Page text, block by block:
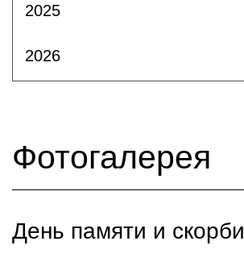
2025
2026
Фотогалерея
День памяти и скорби